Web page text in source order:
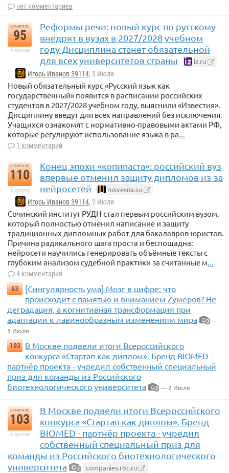
нет комментариев
отметили
95
в архиве
Реформы речи: новый курс по русскому
внедрят в вузах в 2027/2028 учебном
году Дисциплина станет обязательной
для всех университетов страны
iz.ru
Игорь Иванов 39114, 3 Июля
Новый обязательный курс «Русский язык как
государственный» появится в расписании российских
студентов в 2027/2028 учебном году, выяснили «Известия».
Дисциплину введут для всех направлений без исключения.
Учащихся ознакомят с нормативно-правовыми актами РФ,
которые регулируют использование языка в ра...
1 комментарий
отметили
110
в архиве
Конец эпохи «копипаста»: российский вуз
впервые отменил защиту дипломов из-за
нейросетей
rusvesna.su
Игорь Иванов 39114, 2 Июля
Сочинский институт РУДН стал первым российским вузом,
который полностью отменил написание и защиту
традиционных дипломных работ для бакалавров-юристов.
Причина радикального шага проста и беспощадна:
нейросети научились генерировать объёмные тексты с
глубоким анализом судебной практики за считанные м...
4 комментария
63
[Сингулярность ума] Мозг в цифре: что
происходит с памятью и вниманием Zумеров? Не
деградация, а когнитивная трансформация при
адаптации к лавинообразным изменениям мира
3 —
3 Июля
103
В Москве подвели итоги Всероссийского
конкурса «Стартап как диплом». Бренд BIOMED -
партнёр проекта - учредил собственный специальный
приз для команды из Российского
биотехнологического университета
2 — 2 Июля
отметили
103
в архиве
В Москве подвели итоги Всероссийского
конкурса «Стартап как диплом». Бренд
BIOMED - партнёр проекта - учредил
собственный специальный приз для
команды из Российского биотехнологического
университета
2 companies.rbc.ru